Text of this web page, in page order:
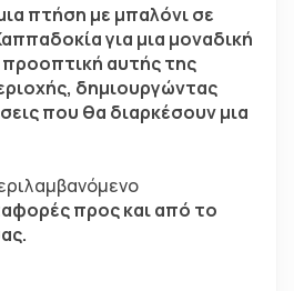
πτήση με μπαλόνι σε
για μια μοναδική
αυτής της
δημιουργώντας
που θα διαρκέσουν μια
προς και από το